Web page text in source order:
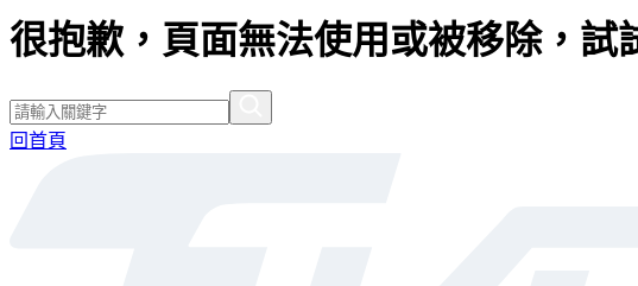
很抱歉，頁面無法使用或被移除，試
回首頁